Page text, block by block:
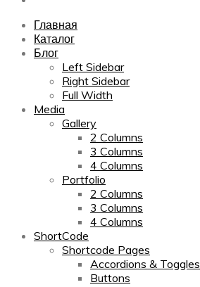
Главная
Каталог
Блог
Left Sidebar
Right Sidebar
Full Width
Media
Gallery
2 Columns
3 Columns
4 Columns
Portfolio
2 Columns
3 Columns
4 Columns
ShortCode
Shortcode Pages
Accordions & Toggles
Buttons